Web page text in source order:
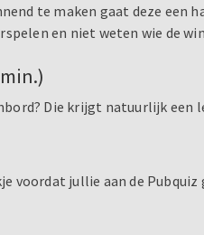
te maken gaat deze een
en niet weten wie de
Die krijgt natuurlijk een
voordat jullie aan de Pubquiz